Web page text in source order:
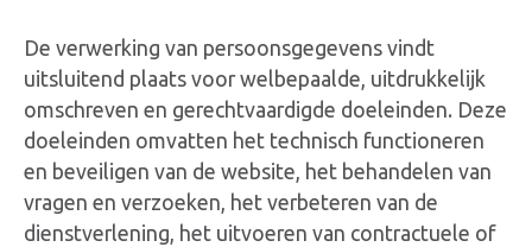
De verwerking van persoonsgegevens vindt
uitsluitend plaats voor welbepaalde, uitdrukkelijk
omschreven en gerechtvaardigde doeleinden. Deze
doeleinden omvatten het technisch functioneren
en beveiligen van de website, het behandelen van
vragen en verzoeken, het verbeteren van de
dienstverlening, het uitvoeren van contractuele of